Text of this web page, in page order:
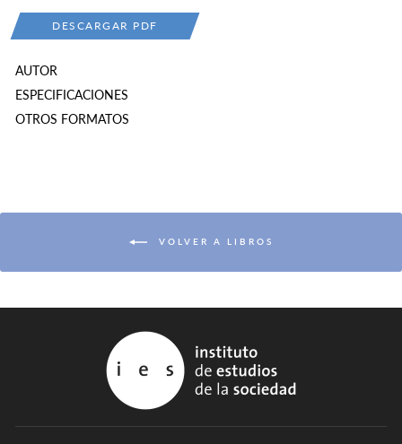
DESCARGAR PDF
AUTOR
ESPECIFICACIONES
OTROS FORMATOS
VOLVER A LIBROS